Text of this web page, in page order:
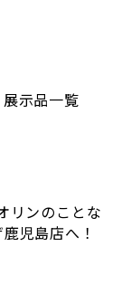
展示品一覧
リンのことな
児島店へ！